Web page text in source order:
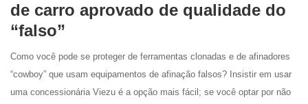
de carro aprovado de qualidade do
“falso”
Como você pode se proteger de ferramentas clonadas e de afinadores
“cowboy” que usam equipamentos de afinação falsos? Insistir em usar
uma concessionária Viezu é a opção mais fácil; se você optar por não